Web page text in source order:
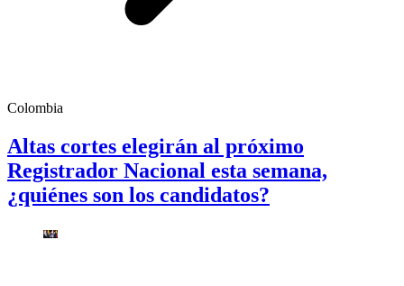
Colombia
Altas cortes elegirán al próximo
Registrador Nacional esta semana,
¿quiénes son los candidatos?